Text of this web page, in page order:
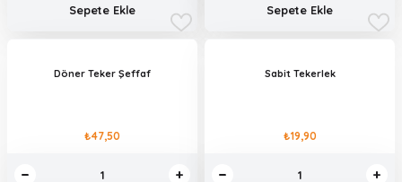
Sepete Ekle Sepete Ekle
Döner Teker Şeffaf
₺47,50
Sabit Tekerlek
₺19,90